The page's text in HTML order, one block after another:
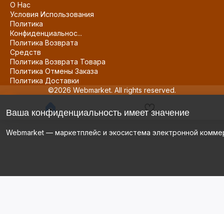
О Нас
Условия Использования
Политика
Конфиденциальнос...
Политика Возврата
Средств
Политика Возврата Товара
Политика Отмены Заказа
Политика Доставки
©2026 Webmarket. All rights reserved.
Ваша конфиденциальность имеет значение
Webmarket — маркетплейс и экосистема электронной